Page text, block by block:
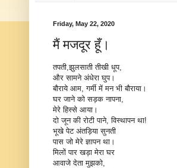
Friday, May 22, 2020
मैं मजदूर हूँ।
तपती,झुलसाती तीखी धूप,
और सामने अंधेरा घुप।
बौराये आम, गर्मी में मन भी बौराया।
घर जाने को सड़क नापना,
मेरे हिस्से आया।
दो जून की रोटी पाने, विस्थापन था!
भूखे पेट अंतड़िया सुनती
पास जो मेरे ज्ञापन था।
मिलों पार खड़ा मेरा घर
आवाजे देता मुझको,